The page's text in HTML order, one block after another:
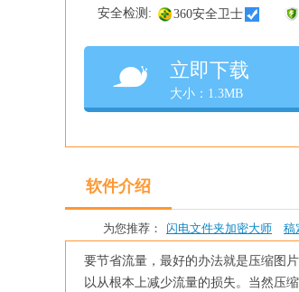
安全检测: 360安全卫士
立即下载
大小：1.3MB
软件介绍
为您推荐： 闪电文件夹加密大师 稿
要节省流量，最好的办法就是压缩图
以从根本上减少流量的损失。当然压